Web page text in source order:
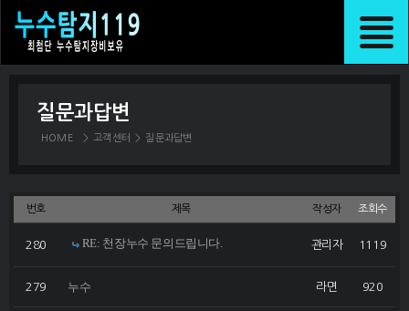
질문과답변
HOME > 고객센터 > 질문과답변
번호 제목 작성자 조회수
280 RE: 천장누수 문의드립니다. 관리자 1119
279 누수 라면 920